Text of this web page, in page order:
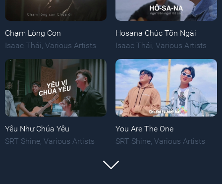
Chạm Lòng Con
Isaac Thái, Various Artists
Hosana Chúc Tôn Ngài
Isaac Thái, Various Artists
Yêu Như Chúa Yêu
SRT Shine Various Artists
You Are The One
SRT Shine, Various Artists